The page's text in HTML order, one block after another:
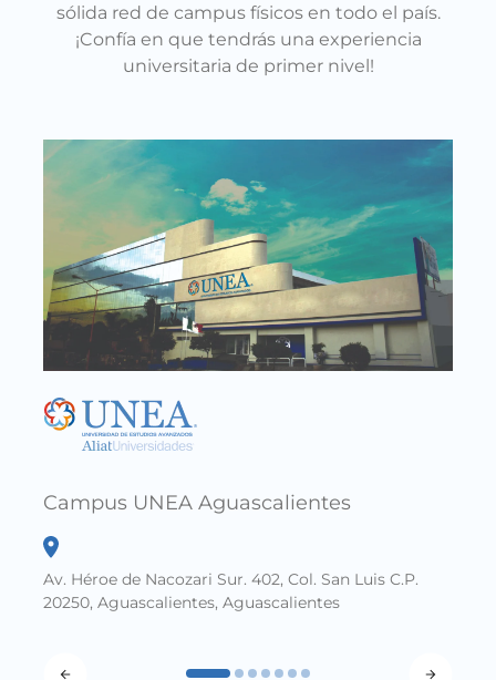
sólida red de campus físicos en todo el país.
¡Confía en que tendrás una experiencia
universitaria de primer nivel!
Campus UNEA Aguascalientes
Av. Héroe de Nacozari Sur. 402, Col. San Luis C.P.
20250, Aguascalientes, Aguascalientes